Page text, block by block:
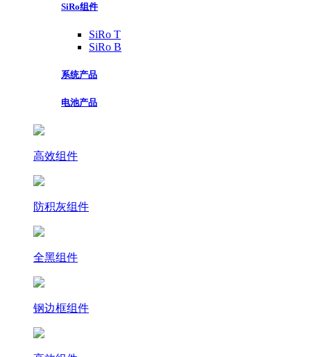
SiRo组件
SiRo T
SiRo B
系统产品
电池产品
高效组件
防积灰组件
全黑组件
钢边框组件